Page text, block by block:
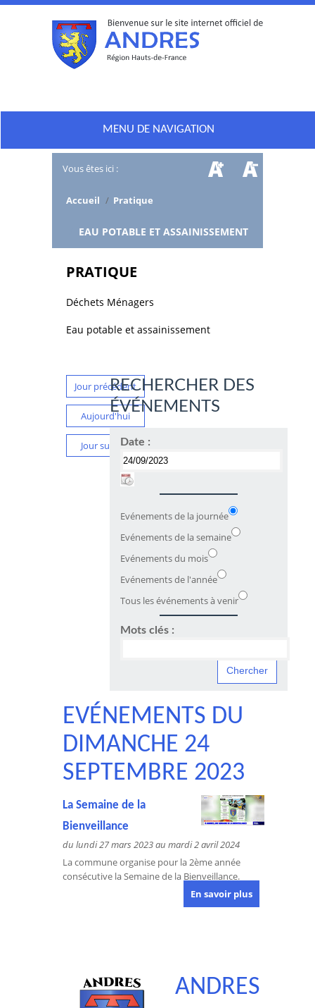
MENU DE NAVIGATION
Vous êtes ici :
Accueil / Pratique
EAU POTABLE ET ASSAINISSEMENT
PRATIQUE
Déchets Ménagers
Eau potable et assainissement
Jour précédent
Aujourd'hui
Jour suivant
RECHERCHER DES
ÉVÉNEMENTS
Date :
Evénements de la journée
Evénements de la semaine
Evénements du mois
Evénements de l'année
Tous les événements à venir
Mots clés :
EVÉNEMENTS DU
DIMANCHE 24
SEPTEMBRE 2023
La Semaine de la
Bienveillance
du lundi 27 mars 2023 au mardi 2 avril 2024
La commune organise pour la 2ème année
consécutive la Semaine de la Bienveillance.
En savoir plus
ANDRES